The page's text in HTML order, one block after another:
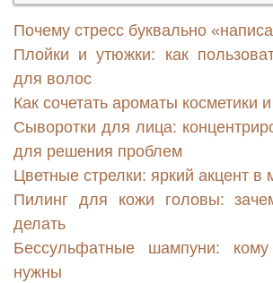
Почему стресс буквально
Плойки и утюжки: как
для волос
Как сочетать ароматы косметики
Сыворотки для лица:
для решения проблем
Цветные стрелки: яркий акцент в
Пилинг для кожи головы:
делать
Бессульфатные шампуни:
нужны